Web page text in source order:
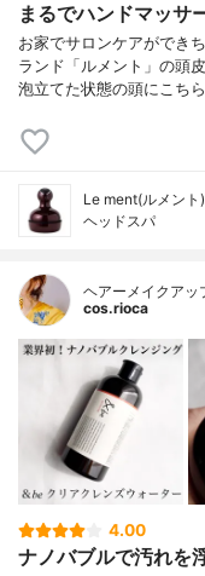
まるでハンドマッサ
お家でサロンケアができ
ランド「ルメント」の頭
泡立てた状態の頭にこち
Le ment(ルメント)
ヘッドスパ
ヘアーメイクアッ
cos.rioca
4.00
ナノバブルで汚れを